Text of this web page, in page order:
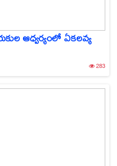
ఆధ్వర్యంలో ఏకలవ్య
283